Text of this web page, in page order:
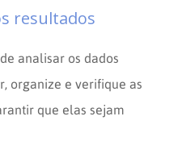
resultados
analisar os dados
organize e verifique as
que elas sejam